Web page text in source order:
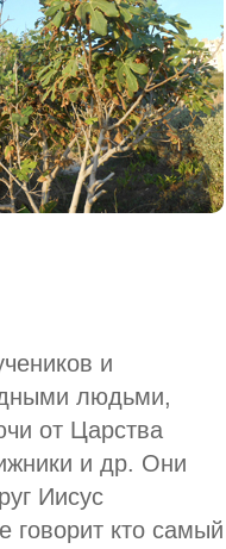
и
людьми,
от Царства
и др. Они
Иисус
говорит кто самый